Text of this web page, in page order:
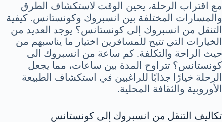
مع اقتراب الرحلة، يحين الوقت لاستكشاف الطرق
والمسارات المختلفة بين انسبروك وكونستانس. كيفية
التنقل من انسبروك إلى كونستانس؟ يوجد العديد من
الخيارات التي تتيح للمسافرين اختيار ما يناسبهم من
حيث الراحة والتكلفة. كم ساعة من انسبروك الى
كونستانس؟ تتراوح المدة بين ساعات، مما يجعل
الرحلة خيارًا جذابًا للراغبين في استكشاف الطبيعة
الأوروبية والثقافة المحلية.
تكاليف التنقل من انسبروك إلى كونستانس